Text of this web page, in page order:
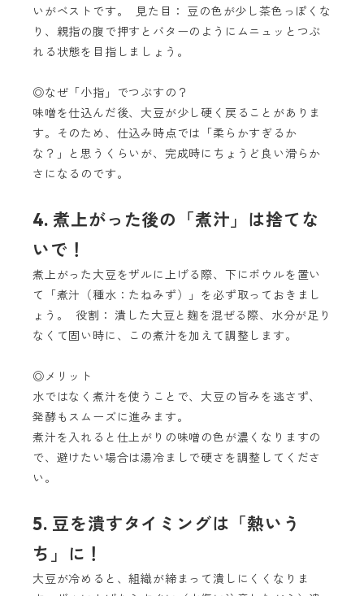
いがベストです。 見た目： 豆の色が少し茶色っぽくな
り、親指の腹で押すとバターのようにムニュッとつぶ
れる状態を目指しましょう。
◎なぜ「小指」でつぶすの？
味噌を仕込んだ後、大豆が少し硬く戻ることがありま
す。そのため、仕込み時点では「柔らかすぎるか
な？」と思うくらいが、完成時にちょうど良い滑らか
さになるのです。
4. 煮上がった後の「煮汁」は捨てな
いで！
煮上がった大豆をザルに上げる際、下にボウルを置い
て「煮汁（種水：たねみず）」を必ず取っておきまし
ょう。 役割： 潰した大豆と麹を混ぜる際、水分が足り
なくて固い時に、この煮汁を加えて調整します。
◎メリット
水ではなく煮汁を使うことで、大豆の旨みを逃さず、
発酵もスムーズに進みます。
煮汁を入れると仕上がりの味噌の色が濃くなりますの
で、避けたい場合は湯冷ましで硬さを調整してくださ
い。
5. 豆を潰すタイミングは「熱いう
ち」に！
大豆が冷めると、組織が締まって潰しにくくなりま